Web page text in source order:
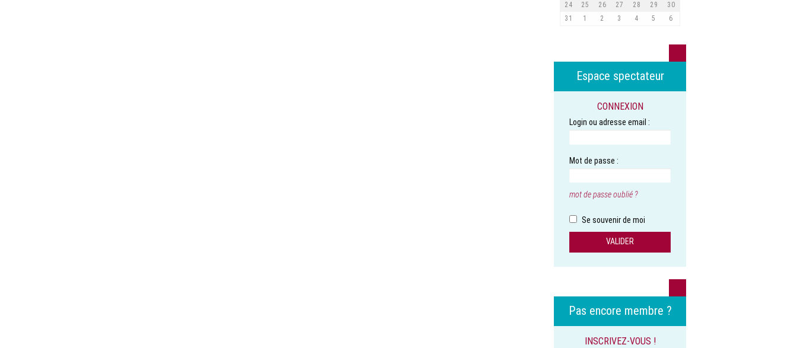
24
25 26 27 28 29
30
31
1 2 3 4 5 6
Espace spectateur
CONNEXION
Login ou adresse email :
Mot de passe :
mot de passe oublié ?
Se souvenir de moi
Pas encore membre ?
INSCRIVEZ-VOUS !